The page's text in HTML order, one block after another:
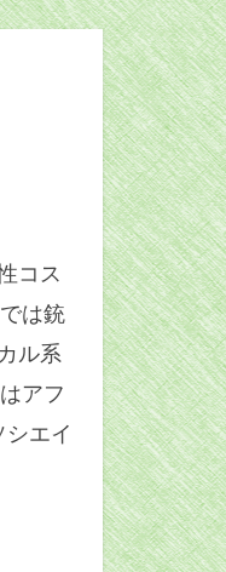
コス
は銃
ル系
アフ
シエイ